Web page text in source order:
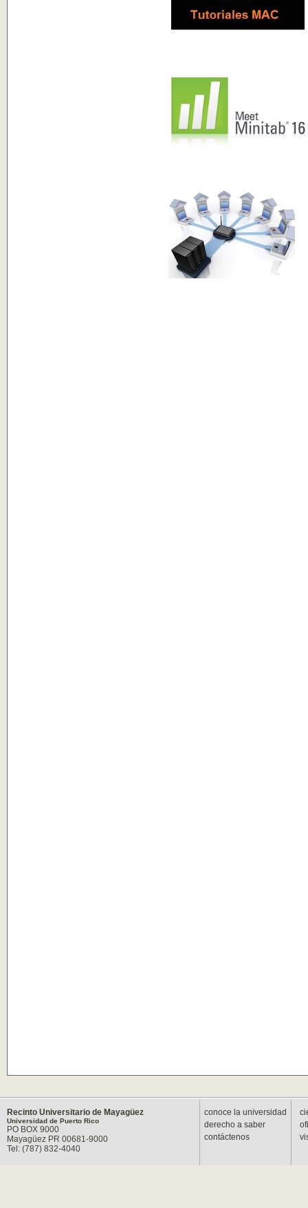
Recinto Universitario de Mayagüez
Universidad de Puerto Rico
PO BOX 9000
Mayagüez PR 00681-9000
Tel: (787) 832-4040
conoce la universidad
derecho a saber
contáctenos